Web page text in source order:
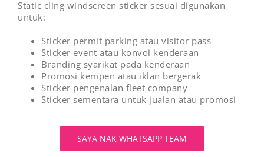
Static cling windscreen sticker sesuai digunakan
untuk:
Sticker permit parking atau visitor pass
Sticker event atau konvoi kenderaan
Branding syarikat pada kenderaan
Promosi kempen atau iklan bergerak
Sticker pengenalan fleet company
Sticker sementara untuk jualan atau promosi
SAYA NAK WHATSAPP TEAM